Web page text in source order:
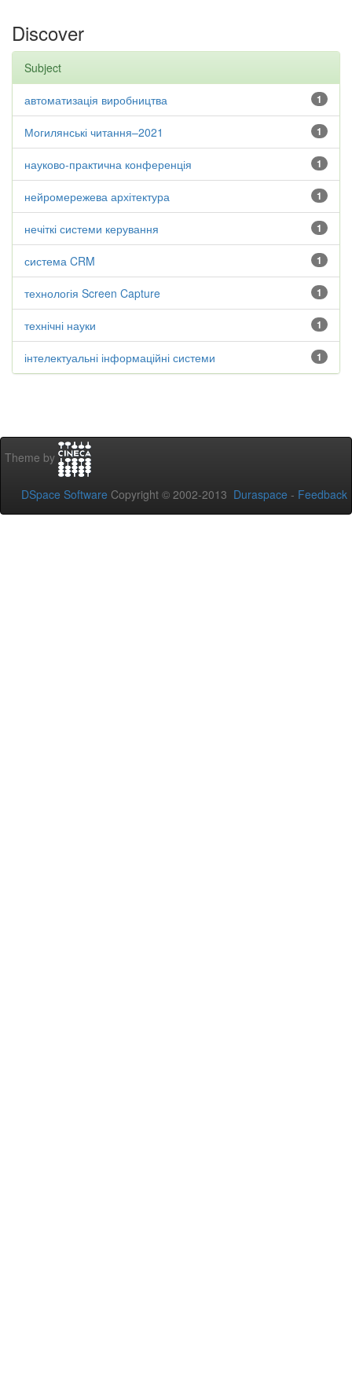
Discover
Subject
1
автоматизація виробництва
1
Могилянські читання–2021
1
науково-практична конференція
1
нейромережева архітектура
1
нечіткі системи керування
1
система CRM
1
технологія Screen Capture
1
технічні науки
1
інтелектуальні інформаційні системи
Theme by
DSpace Software Copyright © 2002-2013 Duraspace - Feedback